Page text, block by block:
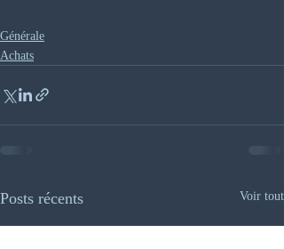
Générale
Achats
Posts récents Voir tout